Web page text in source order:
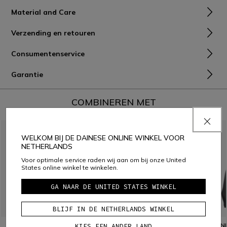
Material and Care
Verzending en retouren
Consumentenservice
Garantie
COMBINEREN MET
DAMES TECHNISCH SKI T-
THERMO LS SKI THERMO T-
WELKOM BIJ DE DAINESE ONLINE WINKEL VOOR
NETHERLANDS
Voor optimale service raden wij aan om bij onze United
States online winkel te winkelen.
GA NAAR DE UNITED STATES WINKEL
BLIJF IN DE NETHERLANDS WINKEL